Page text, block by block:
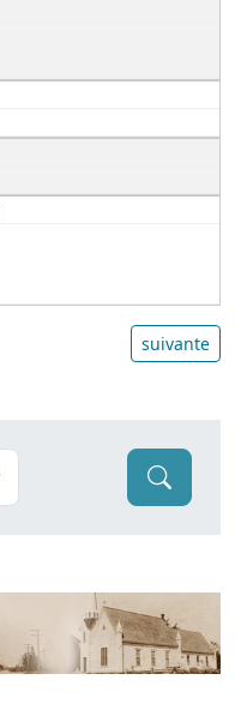
suivante